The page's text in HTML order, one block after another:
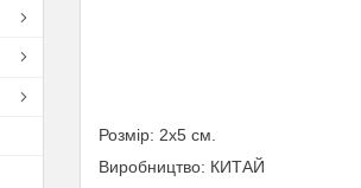
Розмір: 2х5 см.
Виробництво: КИТАЙ